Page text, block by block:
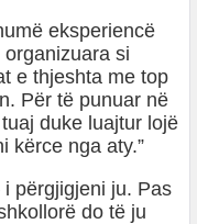
eksperiencë
si
e thjeshta me top
Për të punuar në
duke luajtur lojë
kërce nga aty.”
i përgjigjeni ju. Pas
do të ju